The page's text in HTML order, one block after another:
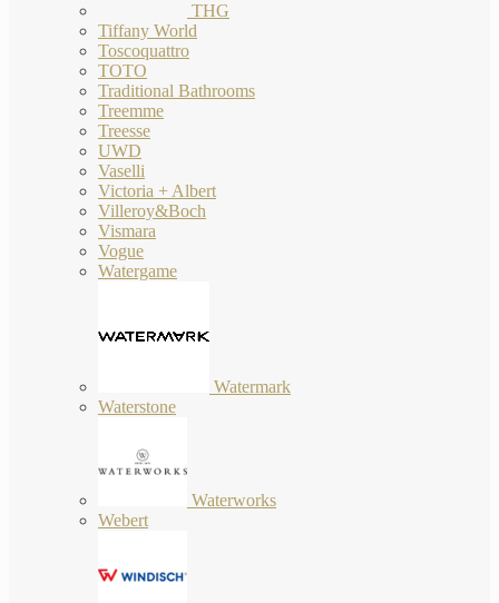
THG
Tiffany World
Toscoquattro
TOTO
Traditional Bathrooms
Treemme
Treesse
UWD
Vaselli
Victoria + Albert
Villeroy&Boch
Vismara
Vogue
Watergame
Watermark
Waterstone
Waterworks
Webert